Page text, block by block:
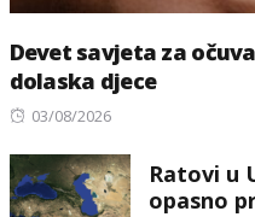
Devet savjeta za
dolaska djece
Posted
03/08/2026
Ratovi u
opasno